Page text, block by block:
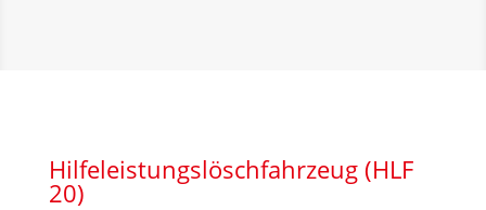
Hilfeleistungslöschfahrzeug (HLF
20)